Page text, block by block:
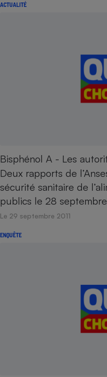
ACTUALITÉ
Bisphénol A - Les
Deux rapports de
sécurité sanitaire de
publics le 28
Le 29 septembre 2011
ENQUÊTE